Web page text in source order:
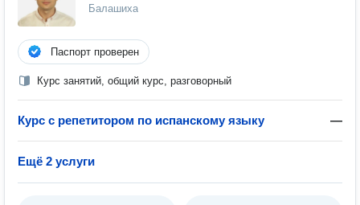
Балашиха
Паспорт проверен
Курс занятий, общий курс, разговорный
Курс с репетитором по испанскому языку —
Ещё 2 услуги